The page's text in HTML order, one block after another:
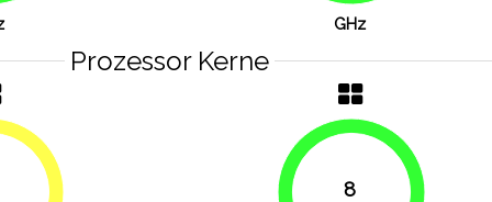
GHz
Prozessor Kerne
8
100%